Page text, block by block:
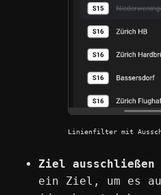
Linienfilter mit
Ziel ausschließen
ein Ziel, um es